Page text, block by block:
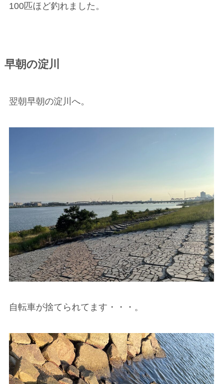
100匹ほど釣れました。
早朝の淀川
翌朝早朝の淀川へ。
自転車が捨てられてます・・・。